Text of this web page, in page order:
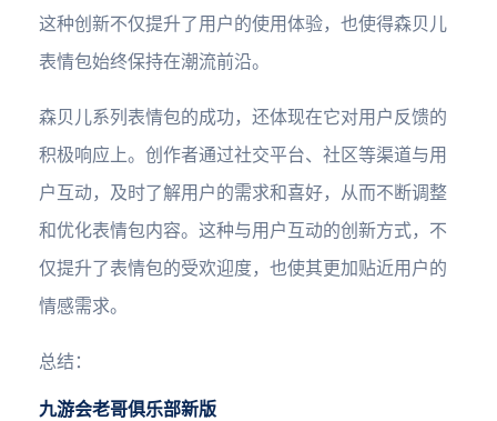
这种创新不仅提升了用户的使用体验，也使得森贝儿
表情包始终保持在潮流前沿。
森贝儿系列表情包的成功，还体现在它对用户反馈的
积极响应上。创作者通过社交平台、社区等渠道与用
户互动，及时了解用户的需求和喜好，从而不断调整
和优化表情包内容。这种与用户互动的创新方式，不
仅提升了表情包的受欢迎度，也使其更加贴近用户的
情感需求。
总结：
九游会老哥俱乐部新版